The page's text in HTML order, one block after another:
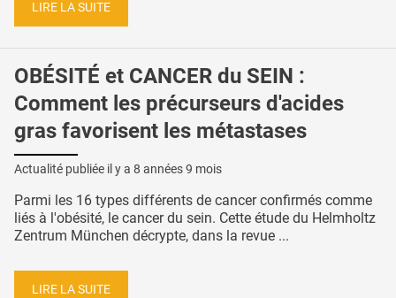
LIRE LA SUITE
OBÉSITÉ et CANCER du SEIN :
Comment les précurseurs d'acides
gras favorisent les métastases
Actualité publiée il y a 8 années 9 mois
Parmi les 16 types différents de cancer confirmés comme
liés à l'obésité, le cancer du sein. Cette étude du Helmholtz
Zentrum München décrypte, dans la revue ...
LIRE LA SUITE